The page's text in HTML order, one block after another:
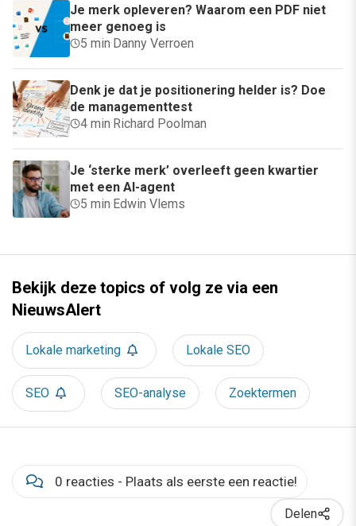
Je merk opleveren? Waarom een PDF niet
meer genoeg is
5 min·Danny Verroen
Denk je dat je positionering helder is? Doe
de managementtest
4 min·Richard Poolman
Je ‘sterke merk’ overleeft geen kwartier
met een AI-agent
5 min·Edwin Vlems
Bekijk deze topics of volg ze via een
NieuwsAlert
Lokale marketing Lokale SEO
SEO SEO-analyse Zoektermen
0 reacties - Plaats als eerste een reactie!
Delen